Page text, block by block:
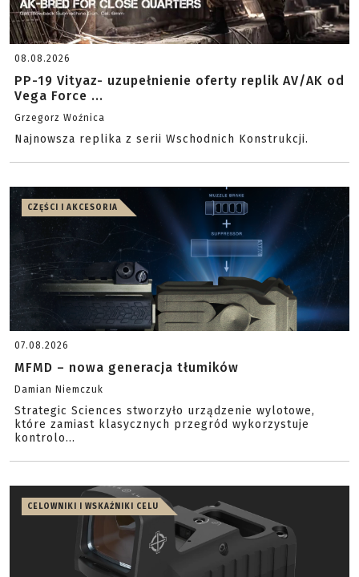
08.08.2026
PP-19 Vityaz- uzupełnienie oferty replik AV/AK od
Vega Force ...
Grzegorz Woźnica
Najnowsza replika z serii Wschodnich Konstrukcji.
CZĘŚCI I AKCESORIA
07.08.2026
MFMD – nowa generacja tłumików
Damian Niemczuk
Strategic Sciences stworzyło urządzenie wylotowe,
które zamiast klasycznych przegród wykorzystuje
kontrolo...
CELOWNIKI I WSKAŹNIKI CELU